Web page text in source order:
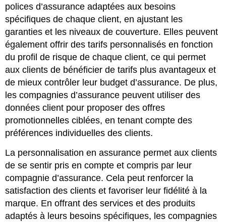
polices d’assurance adaptées aux besoins
spécifiques de chaque client, en ajustant les
garanties et les niveaux de couverture. Elles peuvent
également offrir des tarifs personnalisés en fonction
du profil de risque de chaque client, ce qui permet
aux clients de bénéficier de tarifs plus avantageux et
de mieux contrôler leur budget d’assurance. De plus,
les compagnies d’assurance peuvent utiliser des
données client pour proposer des offres
promotionnelles ciblées, en tenant compte des
préférences individuelles des clients.
La personnalisation en assurance permet aux clients
de se sentir pris en compte et compris par leur
compagnie d’assurance. Cela peut renforcer la
satisfaction des clients et favoriser leur fidélité à la
marque. En offrant des services et des produits
adaptés à leurs besoins spécifiques, les compagnies